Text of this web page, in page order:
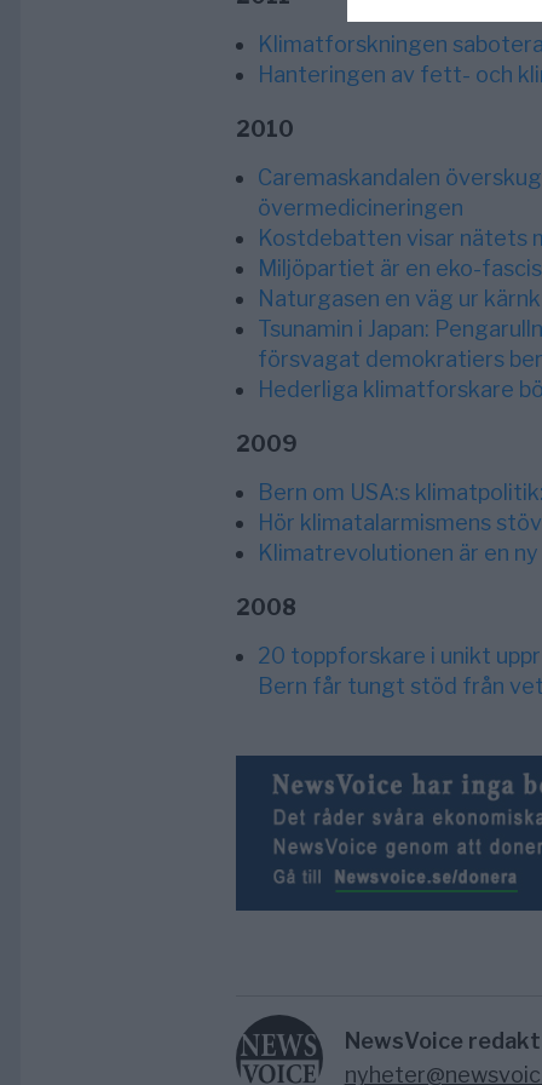
Klimatforskningen
Hanteringen av fett- och
2010
Caremaskandalen
övermedicineringen
Kostdebatten visar nätets
Miljöpartiet är en eko-
Naturgasen en väg ur
Tsunamin i Japan:
försvagat demokratiers
Hederliga klimatforskare
2009
Bern om USA:s
Hör klimatalarmismens
Klimatrevolutionen är en ny
2008
20 toppforskare i unikt
Bern får tungt stöd från
NewsVoice